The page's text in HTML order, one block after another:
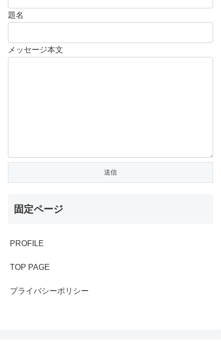
題名
メッセージ本文
固定ページ
PROFILE
TOP PAGE
プライバシーポリシー